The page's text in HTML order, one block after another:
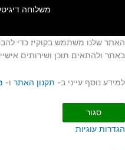
משלוחה
האתר שלנו משתמש בקוקיז כדי
באתר ולהתאים תוכן ושירותים
למידע נוסף עייני ב- תקנון האתר ו-
סגור
הגדרות עוגיות